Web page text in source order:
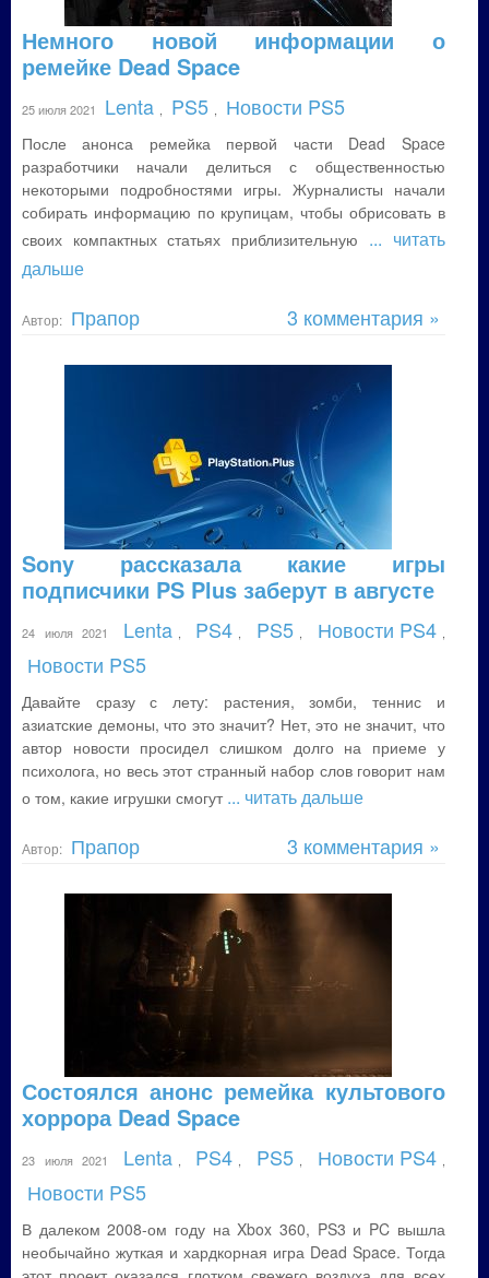
Немного новой информации о
ремейке Dead Space
25 июля 2021 Lenta PS5 Новости PS5
После анонса ремейка первой части Dead Space
разработчики начали делиться с общественностью
некоторыми подробностями игры. Журналисты начали
собирать информацию по крупицам, чтобы обрисовать в
своих компактных статьях приблизительную ... читать
дальше
Автор: Прапор 3 комментария »
Sony рассказала какие игры
подписчики PS Plus заберут в августе
24 июля 2021 Lenta PS4 PS5 Новости PS4
Новости PS5
Давайте сразу с лету: растения, зомби, теннис и
азиатские демоны, что это значит? Нет, это не значит, что
автор новости просидел слишком долго на приеме у
психолога, но весь этот странный набор слов говорит нам
о том, какие игрушки смогут ... читать дальше
Автор: Прапор 3 комментария »
Состоялся анонс ремейка культового
хоррора Dead Space
23 июля 2021 Lenta PS4 PS5 Новости PS4
Новости PS5
В далеком 2008-ом году на Xbox 360, PS3 и PC вышла
необычайно жуткая и хардкорная игра Dead Space. Тогда